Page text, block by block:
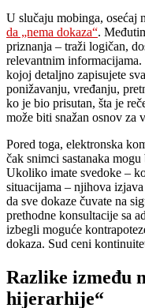
U slučaju mobinga, osećaj
da „nema dokaza“.
priznanja – traži logičan,
relevantnim
kojoj detaljno zapisujete
ponižavanju, vređanju,
ko je bio prisutan, šta je
može biti snažan osnov za
Pored toga, elektronska
čak snimci sastanaka
Ukoliko imate svedoke –
situacijama – njihova
da sve dokaze čuvate na
prethodne konsultacije sa
izbegli moguće
dokaza. Sud ceni
Razlike između
hijerarhije“